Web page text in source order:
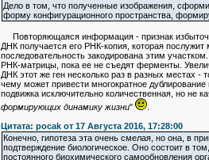
Дело в том, что полученные изображения,
форму конфигурационного пространства,
Повторяющаяся информация - признак
ДНК получается его РНК-копия, которая
последовательность закодирована этим
РНК-матрицы, пока ее не съедят ферменты.
ДНК этот же ген несколько раз в разных местах -
чему может привести многократное
подвижка исключительно количественная, но не
формирующих динамику жизни"
.
Цитата: pocak от 17 Августа 2016, 17:28:00
Конечно, гипотеза эта очень смелая, но она, в
подтверждение биологическое. Оно состоит в
постоянного биохимического самообновления